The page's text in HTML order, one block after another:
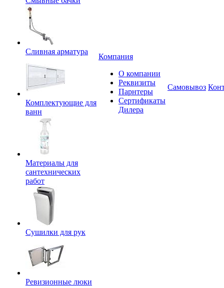
Сливная арматура
Комплектующие для
ванн
Материалы для
сантехнических
работ
Сушилки для рук
Ревизионные люки
Компания
О компании
Реквизиты
Парнтеры
Сертификаты
Дилера
Самовывоз